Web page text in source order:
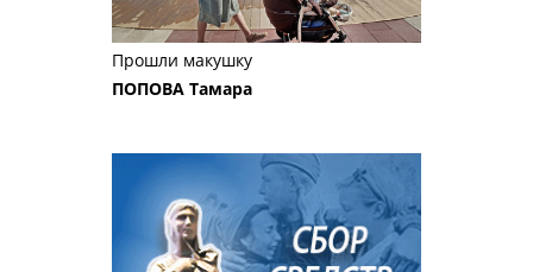
Прошли макушку
ПОПОВА Тамара